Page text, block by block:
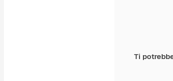
Ti